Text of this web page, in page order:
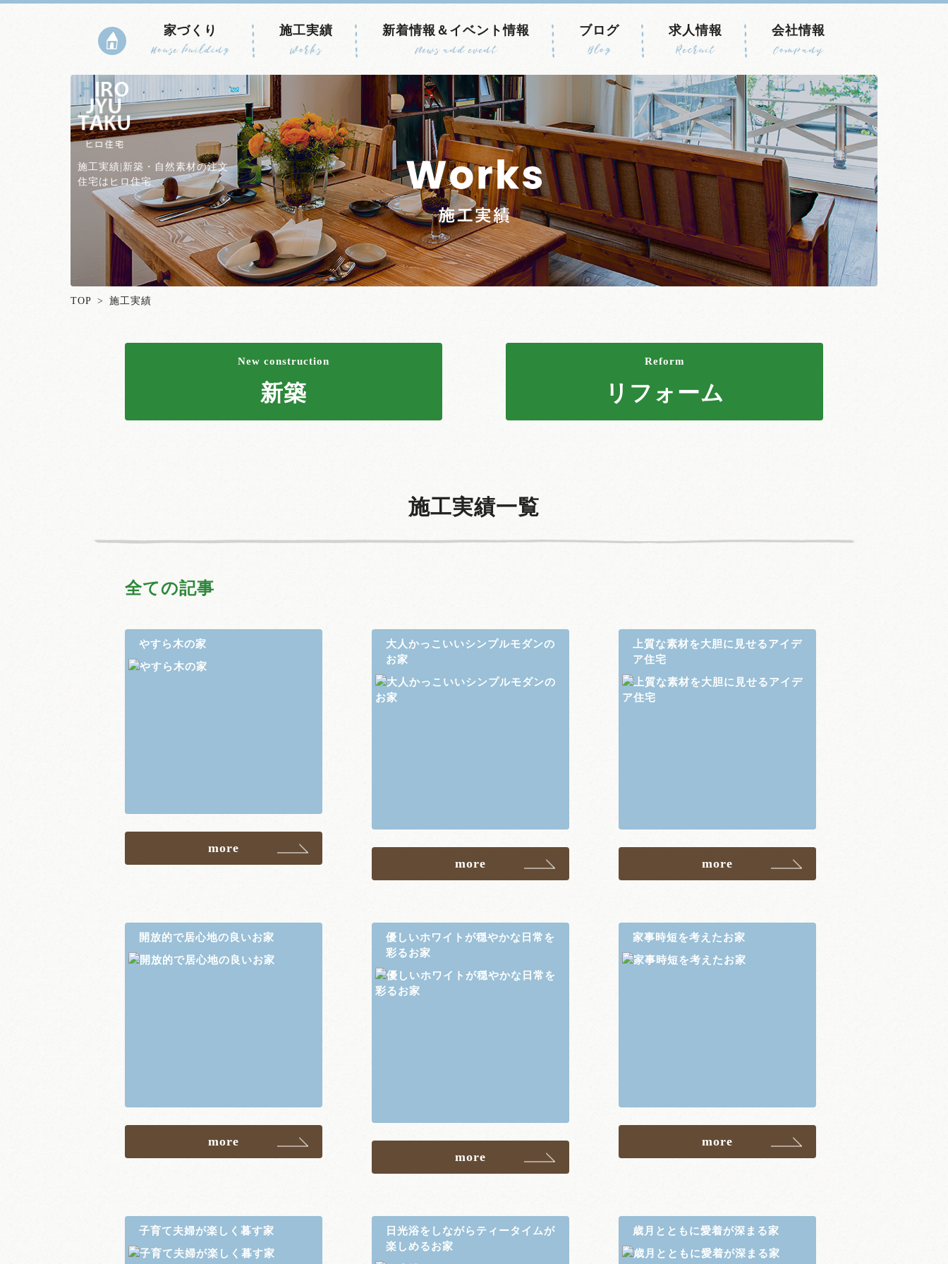
家づくり
House building
施工実績
Works
新着情報＆イベント情報
News and event
ブログ
Blog
求人情報
Recruit
会社情報
Company
施工実績|新築・自然素材の注文
住宅はヒロ住宅
TOP > 施工実績
New construction
新築
Reform
リフォーム
施工実績一覧
全ての記事
やすら木の家
more
大人かっこいいシンプルモダンの
お家
more
上質な素材を大胆に見せるアイデ
ア住宅
more
開放的で居心地の良いお家
more
優しいホワイトが穏やかな日常を
彩るお家
more
家事時短を考えたお家
more
子育て夫婦が楽しく暮す家
日光浴をしながらティータイムが
楽しめるお家
歳月とともに愛着が深まる家